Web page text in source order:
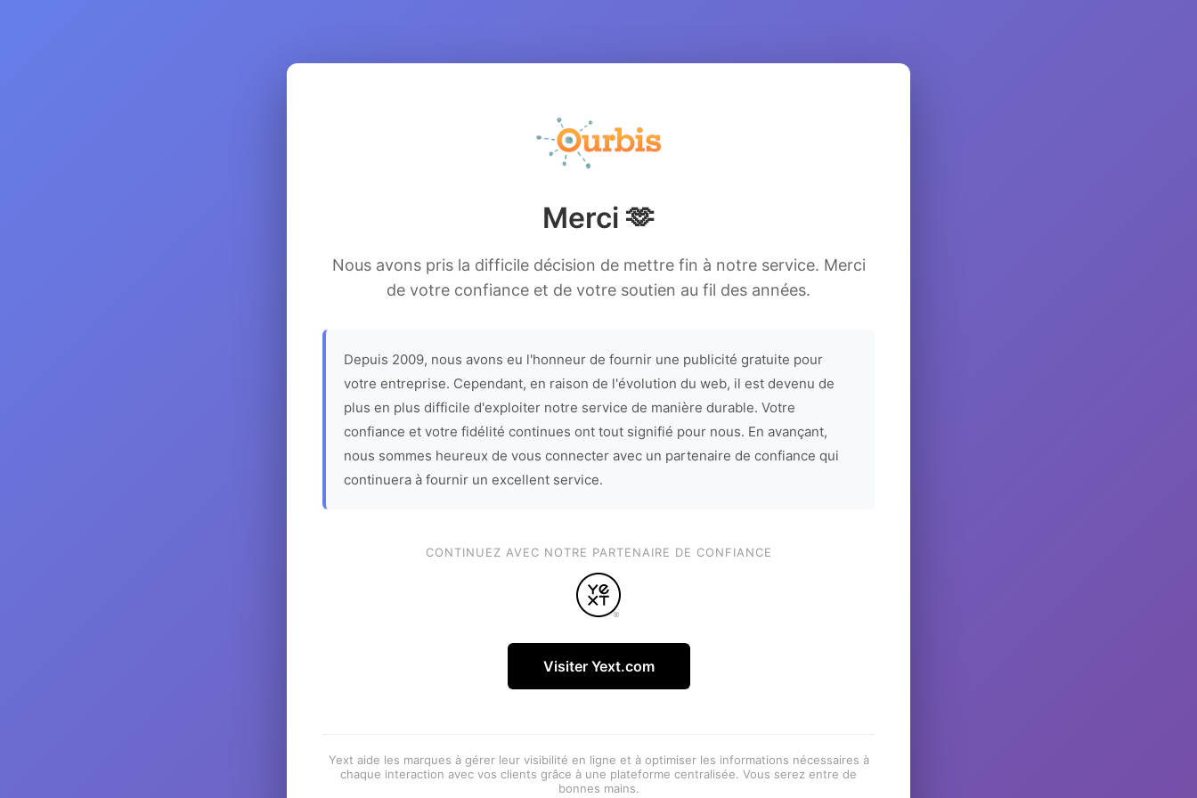
Merci 🫶
Nous avons pris la difficile décision de mettre fin à notre service. Merci
de votre confiance et de votre soutien au fil des années.
Depuis 2009, nous avons eu l'honneur de fournir une publicité gratuite pour
votre entreprise. Cependant, en raison de l'évolution du web, il est devenu de
plus en plus difficile d'exploiter notre service de manière durable. Votre
confiance et votre fidélité continues ont tout signifié pour nous. En avançant,
nous sommes heureux de vous connecter avec un partenaire de confiance qui
continuera à fournir un excellent service.
CONTINUEZ AVEC NOTRE PARTENAIRE DE CONFIANCE
Visiter Yext.com
Yext aide les marques à gérer leur visibilité en ligne et à optimiser les informations nécessaires à
chaque interaction avec vos clients grâce à une plateforme centralisée. Vous serez entre de
bonnes mains.